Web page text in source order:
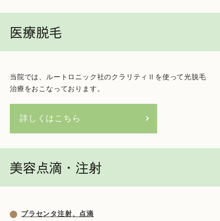
医療脱毛
当院では、ルートロニック社のクラリティⅡを使って光脱毛
治療をおこなっております。
詳しくはこちら
美容点滴・注射
プラセンタ注射、点滴